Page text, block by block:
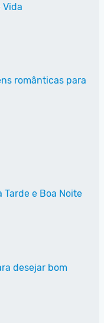
Vida
românticas para
Tarde e Boa Noite
desejar bom